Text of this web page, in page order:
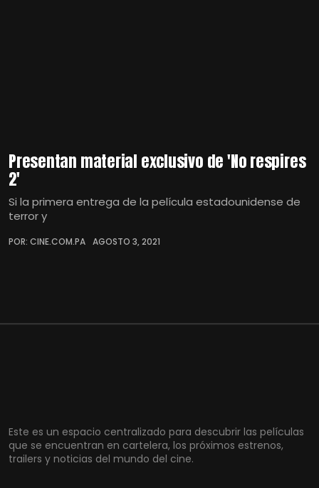
Presentan material exclusivo de 'No respires
2'
Si la primera entrega de la película estadounidense de
terror y
POR: CINE.COM.PA AGOSTO 3, 2021
Este es un espacio centralizado para descubrir las películas
que se encuentran en cartelera, los próximos estrenos,
trailers y noticias del mundo del cine.